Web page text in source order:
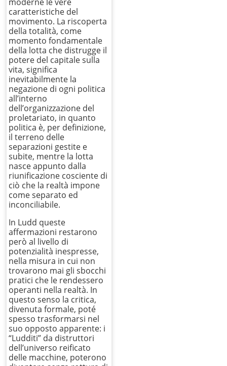
caratteristiche del
movimento. La riscoperta
della totalità, come
momento fondamentale
della lotta che distrugge il
potere del capitale sulla
vita, significa
inevitabilmente la
negazione di ogni politica
all’interno
dell’organizzazione del
proletariato, in quanto
politica è, per definizione,
il terreno delle
separazioni gestite e
subite, mentre la lotta
nasce appunto dalla
riunificazione cosciente di
ciò che la realtà impone
come separato ed
inconciliabile.
In Ludd queste
affermazioni restarono
però al livello di
potenzialità inespresse,
nella misura in cui non
trovarono mai gli sbocchi
pratici che le rendessero
operanti nella realtà. In
questo senso la critica,
divenuta formale, poté
spesso trasformarsi nel
suo opposto apparente: i
“Ludditi” da distruttori
dell’universo reificato
delle macchine, poterono